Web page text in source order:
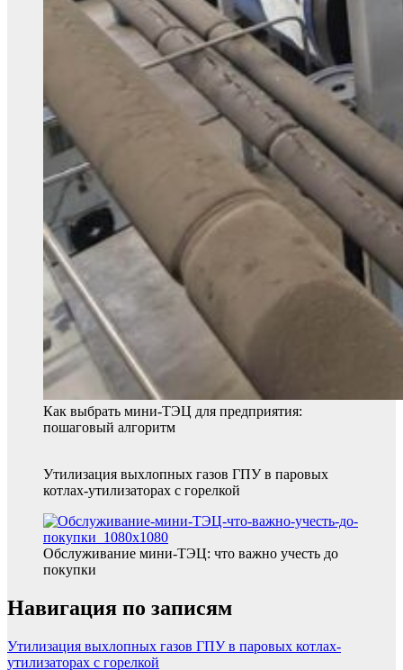
Как выбрать мини-ТЭЦ для предприятия:
пошаговый алгоритм
Утилизация выхлопных газов ГПУ в паровых
котлах-утилизаторах с горелкой
Обслуживание мини-ТЭЦ: что важно учесть до
покупки
Навигация по записям
Утилизация выхлопных газов ГПУ в паровых котлах-
утилизаторах с горелкой